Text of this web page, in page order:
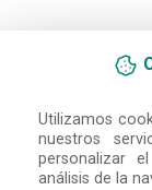
Utilizamos
nuestros
personalizar
análisis de la